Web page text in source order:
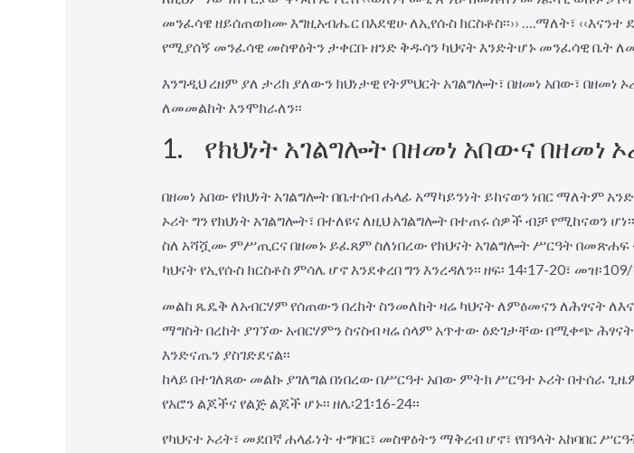
መንፈሳዌ ዘይሰጠወክሙ እግዚአብሔር በእደዊሁ ለኢየሱስ ክርስቶስ፡፡›› ….ማለት፣
የሚያሰኝ መንፈሳዊ መስዋዕትን ታቀርቡ ዘንድ ቅዱሳን ካህናት እንድትሆኑ መንፈሳዊ ቤት ለመሆን
እንግዲህ ረዘም ያለ ታሪክ ያለውን ክህነታዊ የትምህርት አገልግሎት፣ በዘመነ አበው፣
ለመመልከት እንሞክራለን፡፡
1. የክህነት አገልግሎት በዘመነ አበውና በዘመነ
በዘመነ አበው የክህነት አገልግሎት በቤተሰብ ሐላፊ አማካይንነት ይከናወን ነበር ማለትም
ኦሪት ግን የክህነት አገልግሎት፣ በተለዩና ለዚህ አገልግሎት በተጠሩ ሰዎች ብቻ የሚከናወን
ስለ አሻሿሙ ምሥጢርና በዘመኑ ይፈጸም ስለነበረው የክህናት አገልግሎት ሥርዓት በመጽሐፍ
ካህናት የኢየሱስ ክርስቶስ ምሳሌ ሆኖ እንደቀረበ ግን እንረዳለን፡፡ ዘፍ፡ 14፡17-20፣ መዝ፡109/
መልከ ጼዴቅ ለአብርሃም የሰጠውን በረከት ስንመለከት ዛሬ ካህናት ለምዕመናን ለሕፃናት
ማግስት በረከት ያገኘው አብርሃምን ስናስብ ዛሬ ሰላም አጥተው ዕድገታቸው በሚቀጭ
እንድናጤን ያስገድደናል፡፡
ከላይ በተገለጸው መልኩ ያገለግል በነበረው በሥርዓተ አበው ምትክ ሥርዓተ ኦሪት በተሰራ
የአሮን ልጆችና የልጅ ልጆች ሆኑ፡፡ ዘሌ፡21፡16-24፡፡
የካህናተ ኦሪት፣ መደበኛ ሐላፊነት ተግባር፣ መስዋዕትን ማቅረብ ሆኖ፣ የበዓላት አከባበር